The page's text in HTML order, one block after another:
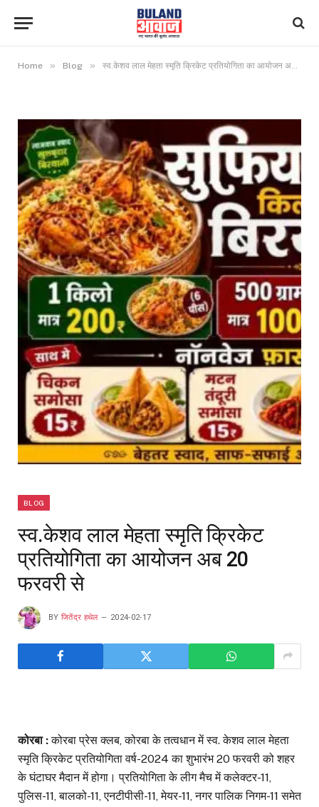
Home » Blog » स्व.केशव लाल मेहता स्मृति क्रिकेट प्रतियोगिता का आयोजन अब 20 फरवरी से
BLOG
स्व.केशव लाल मेहता स्मृति क्रिकेट
प्रतियोगिता का आयोजन अब 20
फरवरी से
BY जितेंद्र हथेल 2024-02-17
कोरबा :कोरबा प्रेस क्लब, कोरबा के तत्वधान में स्व. केशव लाल मेहता
स्मृति क्रिकेट प्रतियोगिता वर्ष-2024 का शुभारंभ 20 फरवरी को शहर
के घंटाघर मैदान में होगा। प्रतियोगिता के लीग मैच में कलेक्टर-11,
पुलिस-11, बालको-11, एनटीपीसी-11, मेयर-11, नगर पालिक निगम-11 समेत